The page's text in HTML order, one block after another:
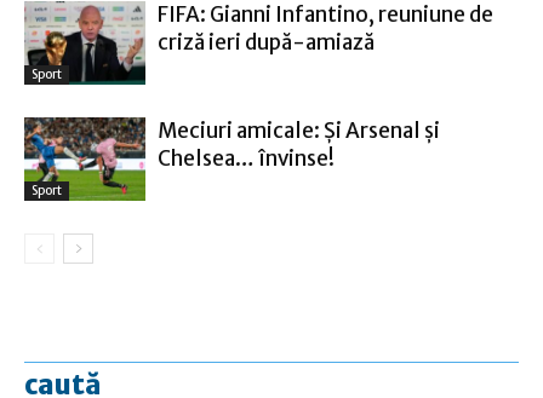
Sport
FIFA: Gianni Infantino, reuniune de
criză ieri după-amiază
Sport
Meciuri amicale: Şi Arsenal şi
Chelsea… învinse!
caută